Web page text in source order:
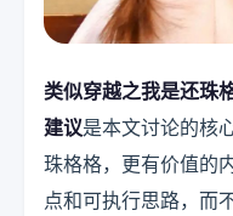
类似穿越之我是还珠
建议是本文讨论的核
珠格格，更有价值的
点和可执行思路，而